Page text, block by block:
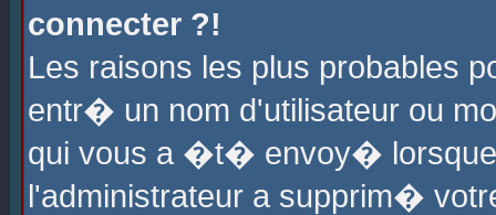
connecter ?!
Les raisons les plus probables
entr� un nom d'utilisateur ou
qui vous a �t� envoy�
l'administrateur a supprim�